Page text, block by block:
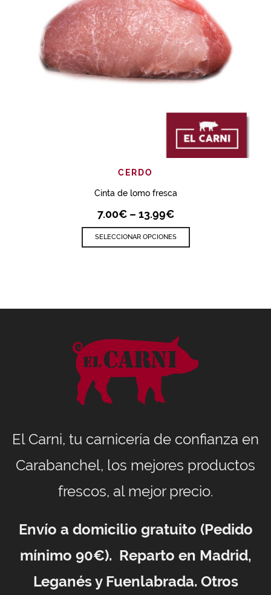
CERDO
Cinta de lomo fresca
7.00€– 13.99€
SELECCIONAR OPCIONES
El Carni, tu carnicería de confianza en
Carabanchel, los mejores productos
frescos, al mejor precio.
Envío a domicilio gratuito (Pedido
mínimo 90€). Reparto en Madrid,
Leganés y Fuenlabrada. Otros